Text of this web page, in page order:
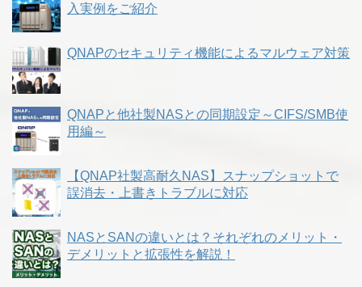
入実例をご紹介
QNAPのセキュリティ機能によるマルウェア対策
QNAPと他社製NASとの同期設定～CIFS/SMB使
用編～
【QNAP社製高耐久NAS】スナップショットで
誤消去・上書きトラブルに対応
NASとSANの違いとは？それぞれのメリット・
デメリットと拡張性を解説！